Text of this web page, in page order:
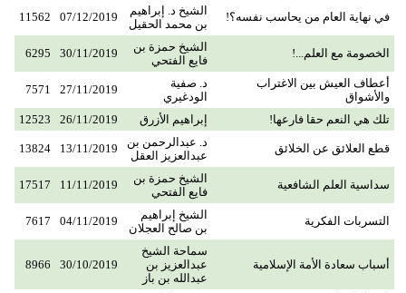
في نهاية العام من يحاسب نفسه؟!
الشيخ د. إبراهيم
بن محمد الحقيل
07/12/2019
11562
الخصومة مع العلم...!
الشيخ حمزة بن
فايع الفتحي
30/11/2019
6295
أعطاف العيش بين الاغتراب
والأشواق
د. صفية
الودغيري
27/11/2019
7571
تلك هي النعم حقا فارعها! إبراهيم الأزرق 26/11/2019
12523
قطع العلائق عن الخلائق ‏‏
د. عبدالرحمن بن
عبدالعزيز العقل
13/11/2019
13824
سداسية العلم الشافعية
الشيخ حمزة بن
فايع الفتحي
11/11/2019
17517
التسربات الفكرية
الشيخ إبراهيم
بن صالح العجلان
04/11/2019
7617
أسباب سعادة الأمة الإسلامية
سماحة الشيخ
عبدالعزيز بن
عبدالله بن باز
30/10/2019
8966